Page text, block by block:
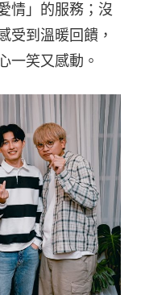
情」的服務；沒
受到溫暖回饋，
一笑又感動。